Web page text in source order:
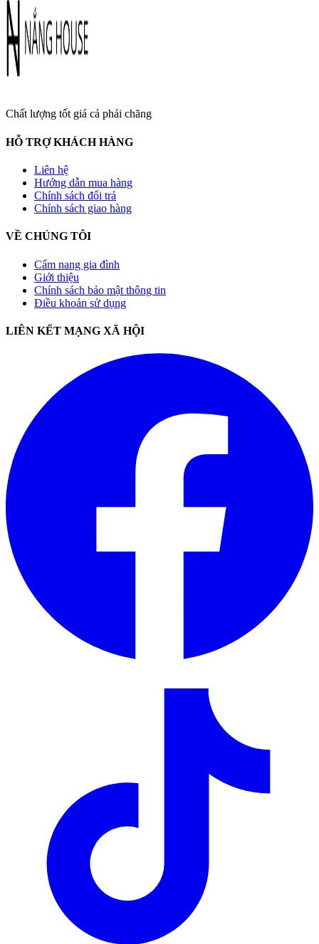
Chất lượng tốt giá cả phải chăng
HỖ TRỢ KHÁCH HÀNG
Liên hệ
Hướng dẫn mua hàng
Chính sách đổi trả
Chính sách giao hàng
VỀ CHÚNG TÔI
Cẩm nang gia đình
Giới thiệu
Chính sách bảo mật thông tin
Điều khoản sử dụng
LIÊN KẾT MẠNG XÃ HỘI